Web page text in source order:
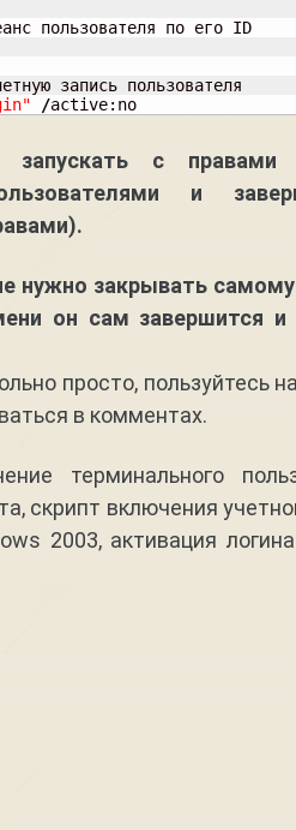
пользователя по его ID
запись пользователя
/active:no
запускать с
и
нужно закрывать
он сам завершится и
просто, пользуйтесь
в комментах.
терминального
скрипт включения
2003, активация